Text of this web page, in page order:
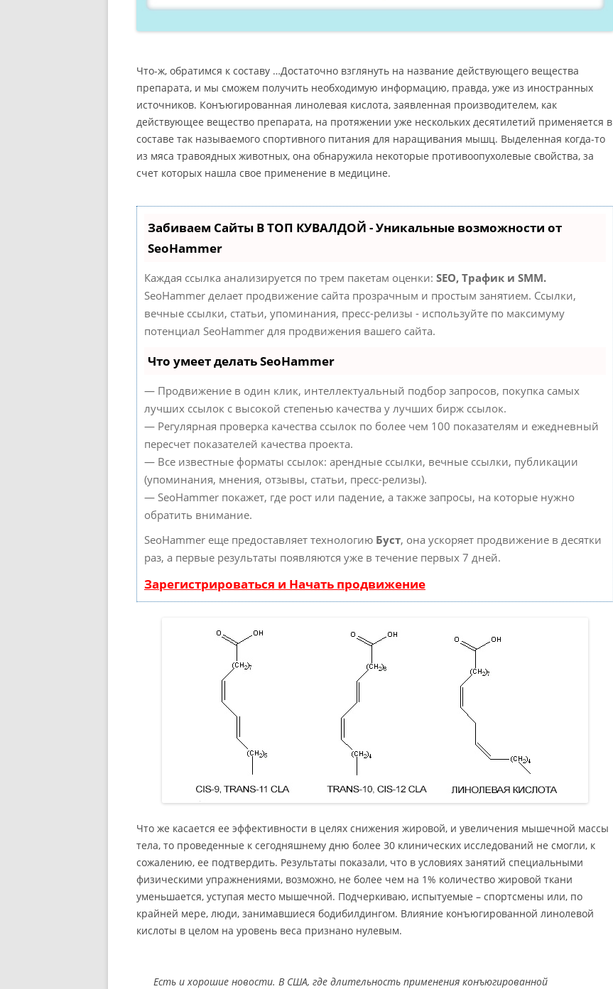
Что-ж, обратимся к составу …Достаточно взглянуть на название действующего вещества
препарата, и мы сможем получить необходимую информацию, правда, уже из иностранных
источников. Конъюгированная линолевая кислота, заявленная производителем, как
действующее вещество препарата, на протяжении уже нескольких десятилетий применяется в
составе так называемого спортивного питания для наращивания мышц. Выделенная когда-то
из мяса травоядных животных, она обнаружила некоторые противоопухолевые свойства, за
счет которых нашла свое применение в медицине.
Забиваем Сайты В ТОП КУВАЛДОЙ - Уникальные возможности от
SeoHammer
Каждая ссылка анализируется по трем пакетам оценки: SEO, Трафик и SMM.
SeoHammer делает продвижение сайта прозрачным и простым занятием. Ссылки,
вечные ссылки, статьи, упоминания, пресс-релизы - используйте по максимуму
потенциал SeoHammer для продвижения вашего сайта.
Что умеет делать SeoHammer
— Продвижение в один клик, интеллектуальный подбор запросов, покупка самых
лучших ссылок с высокой степенью качества у лучших бирж ссылок.
— Регулярная проверка качества ссылок по более чем 100 показателям и ежедневный
пересчет показателей качества проекта.
— Все известные форматы ссылок: арендные ссылки, вечные ссылки, публикации
(упоминания, мнения, отзывы, статьи, пресс-релизы).
— SeoHammer покажет, где рост или падение, а также запросы, на которые нужно
обратить внимание.
SeoHammer еще предоставляет технологию Буст, она ускоряет продвижение в десятки
раз, а первые результаты появляются уже в течение первых 7 дней.
Зарегистрироваться и Начать продвижение
Что же касается ее эффективности в целях снижения жировой, и увеличения мышечной массы
тела, то проведенные к сегодняшнему дню более 30 клинических исследований не смогли, к
сожалению, ее подтвердить. Результаты показали, что в условиях занятий специальными
физическими упражнениями, возможно, не более чем на 1% количество жировой ткани
уменьшается, уступая место мышечной. Подчеркиваю, испытуемые – спортсмены или, по
крайней мере, люди, занимавшиеся бодибилдингом. Влияние конъюгированной линолевой
кислоты в целом на уровень веса признано нулевым.
Есть и хорошие новости. В США, где длительность применения конъюгированной